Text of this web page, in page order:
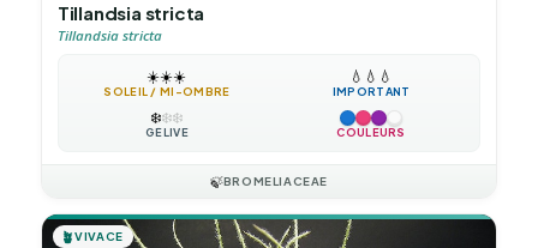
Tillandsia stricta
Tillandsia stricta
☀️☀️☀️
SOLEIL / MI-OMBRE
💧 💧 💧
IMPORTANT
❄️❄️❄️
GÉLIVE COULEURS
🍃BROMELIACEAE
🪴VIVACE